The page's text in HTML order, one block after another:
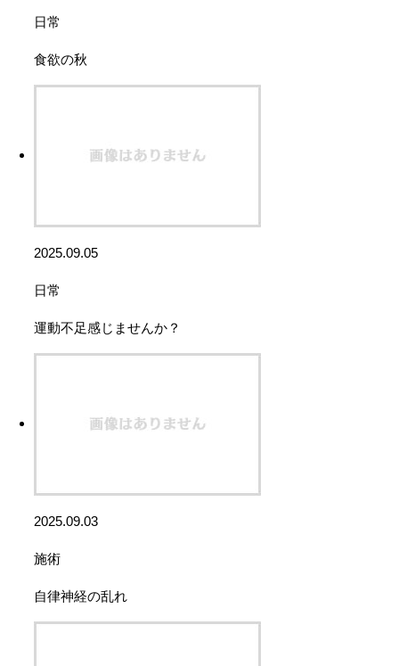
日常
食欲の秋
2025.09.05
日常
運動不足感じませんか？
2025.09.03
施術
自律神経の乱れ